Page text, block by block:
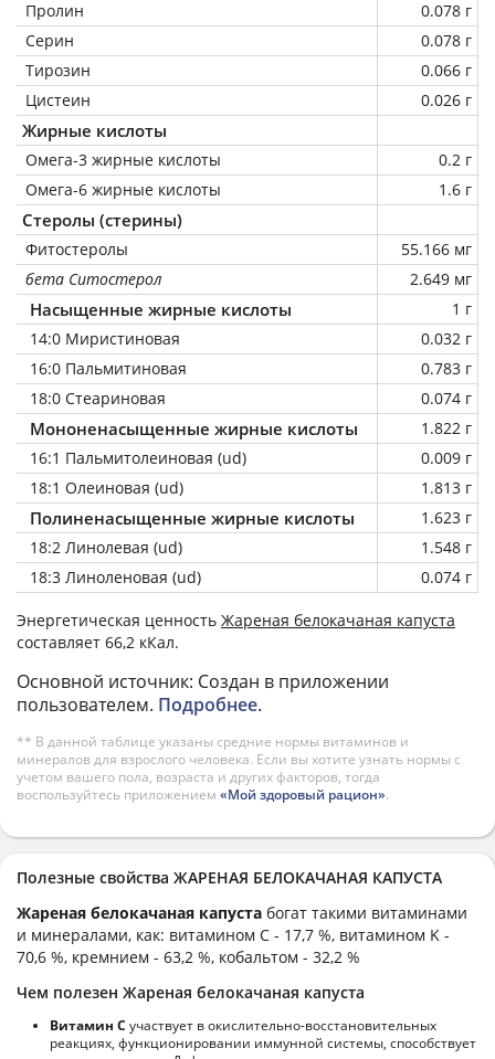
Пролин
0.078 г
Серин
0.078 г
Тирозин
0.066 г
Цистеин
0.026 г
Жирные кислоты
Омега-3 жирные кислоты
0.2 г
Омега-6 жирные кислоты
1.6 г
Стеролы (стерины)
Фитостеролы
55.166 мг
бета Ситостерол
2.649 мг
Насыщенные жирные кислоты
1 г
14:0 Миристиновая
0.032 г
16:0 Пальмитиновая
0.783 г
18:0 Стеариновая
0.074 г
Мононенасыщенные жирные кислоты
1.822 г
16:1 Пальмитолеиновая (ud)
0.009 г
18:1 Олеиновая (ud)
1.813 г
Полиненасыщенные жирные кислоты
1.623 г
18:2 Линолевая (ud)
1.548 г
18:3 Линоленовая (ud)
0.074 г
Энергетическая ценность Жареная белокачаная капуста
составляет 66,2 кКал.
Основной источник: Создан в приложении
пользователем. Подробнее.
** В данной таблице указаны средние нормы витаминов и
минералов для взрослого человека. Если вы хотите узнать нормы с
учетом вашего пола, возраста и других факторов, тогда
воспользуйтесь приложением «Мой здоровый рацион».
Полезные свойства ЖАРЕНАЯ БЕЛОКАЧАНАЯ КАПУСТА
Жареная белокачаная капуста богат такими витаминами
и минералами, как: витамином C - 17,7 %, витамином K -
70,6 %, кремнием - 63,2 %, кобальтом - 32,2 %
Чем полезен Жареная белокачаная капуста
Витамин С участвует в окислительно-восстановительных
реакциях, функционировании иммунной системы, способствует